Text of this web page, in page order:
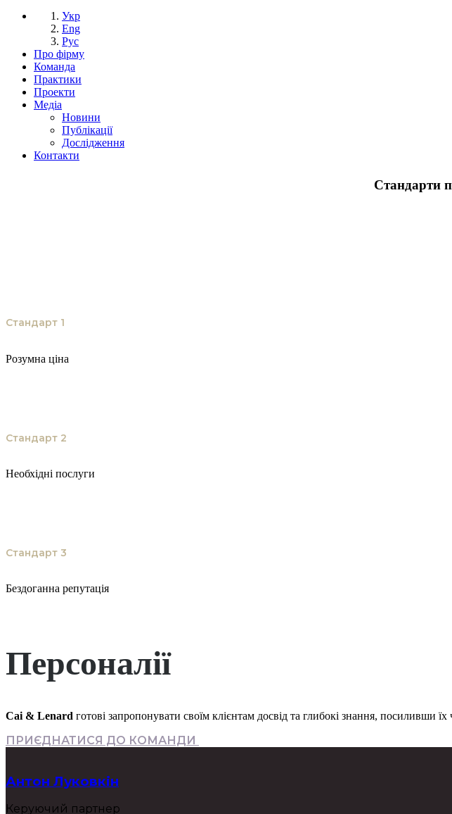
Укр
Eng
Рус
Про фірму
Команда
Практики
Проекти
Медіа
Новини
Публікації
Дослідження
Контакти
Стандарти
Стандарт 1
Розумна ціна
Стандарт 2
Необхідні послуги
Стандарт 3
Бездоганна репутація
Персоналії
Cai & Lenard готові запропонувати своїм клієнтам досвід та глибокі знання, посиливши
ПРИЄДНАТИСЯ ДО КОМАНДИ
Антон Луковкін
Керуючий партнер